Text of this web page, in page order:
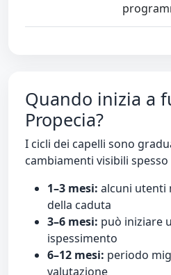
Quando inizia a
Propecia?
I cicli dei capelli sono
cambiamenti visibili
1–3 mesi: alcuni utenti
della caduta
3–6 mesi: può iniziare
ispessimento
6–12 mesi: periodo
valutazione